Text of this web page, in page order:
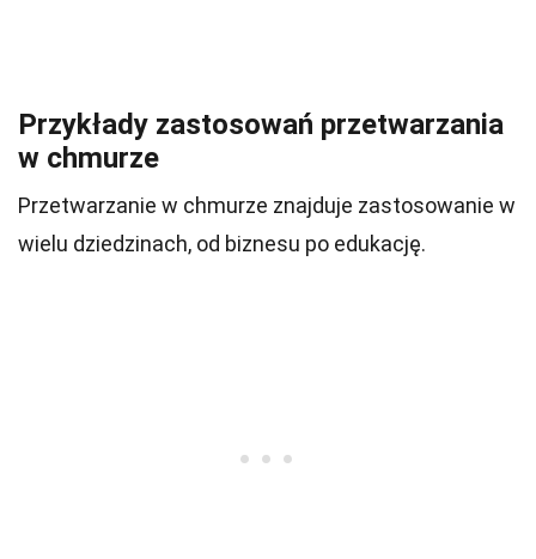
Przykłady zastosowań przetwarzania
w chmurze
Przetwarzanie w chmurze znajduje zastosowanie w
wielu dziedzinach, od biznesu po edukację.